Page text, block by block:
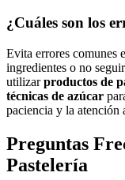
¿Cuáles son los
Evita errores comunes
ingredientes o no
utilizarproductos de
técnicas de azúcar
paciencia y la atención
Preguntas
Pastelería